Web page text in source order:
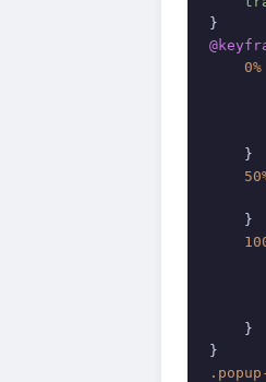
0%
    }
    }
    }